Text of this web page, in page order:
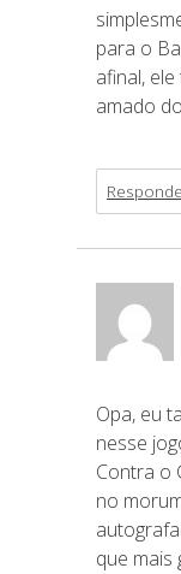
para o
afinal,
amado
Opa, eu
nesse
Contra o
no
que